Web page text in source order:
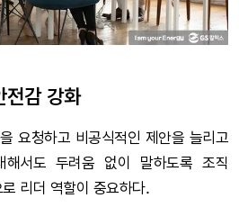
감 강화
요청하고 비공식적인 제안을 늘리고
서도 두려움 없이 말하도록 조직
리더 역할이 중요하다.